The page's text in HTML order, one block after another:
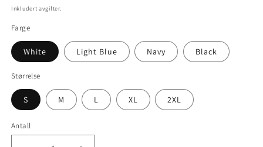
pris
Inkludert avgifter.
Farge
White Light Blue Navy Black
Størrelse
S M L XL 2XL
Antall
Antall